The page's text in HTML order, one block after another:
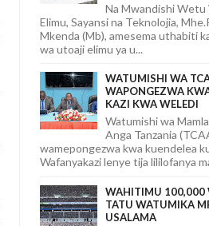
Na Mwandishi Wetu
Elimu, Sayansi na Teknolojia,
Mkenda (Mb), amesema uthabiti
wa utoaji elimu ya u...
WATUMISHI WA
WAPONGEZWA
KAZI KWA WELEDI
Watumishi wa
Anga Tanzania
wamepongezwa kwa kuendelea
Wafanyakazi lenye tija lililofanya
WAHITIMU 100,000
TATU WATUMIKA
USALAMA